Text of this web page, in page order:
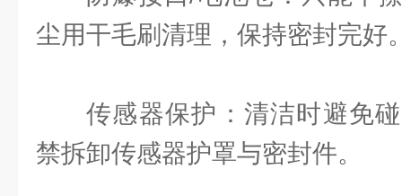
尘用干毛刷清理，保持密封完好
传感器保护：清洁时避免
禁拆卸传感器护罩与密封件。